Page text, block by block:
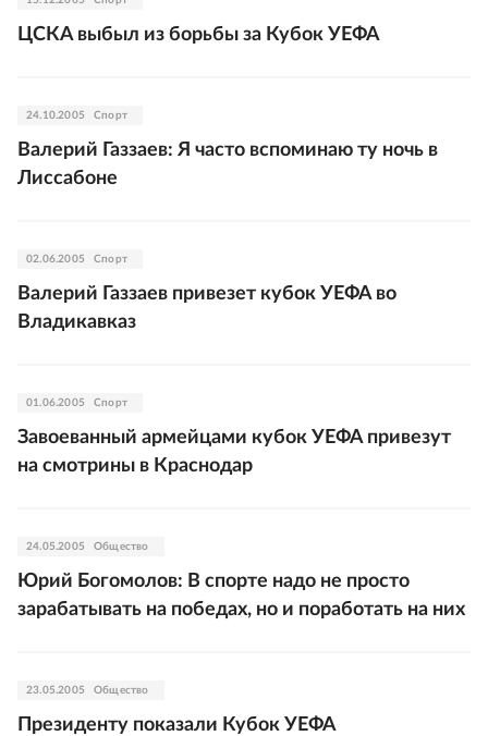
ЦСКА выбыл из борьбы за Кубок УЕФА
24.10.2005 Спорт
Валерий Газзаев: Я часто вспоминаю ту ночь в
Лиссабоне
02.06.2005 Спорт
Валерий Газзаев привезет кубок УЕФА во
Владикавказ
01.06.2005 Спорт
Завоеванный армейцами кубок УЕФА привезут
на смотрины в Краснодар
24.05.2005 Общество
Юрий Богомолов: В спорте надо не просто
зарабатывать на победах, но и поработать на них
23.05.2005 Общество
Президенту показали Кубок УЕФА